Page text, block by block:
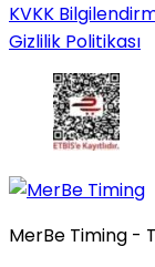
KVKK
Gizlilik Politikası
MerBe Timing -